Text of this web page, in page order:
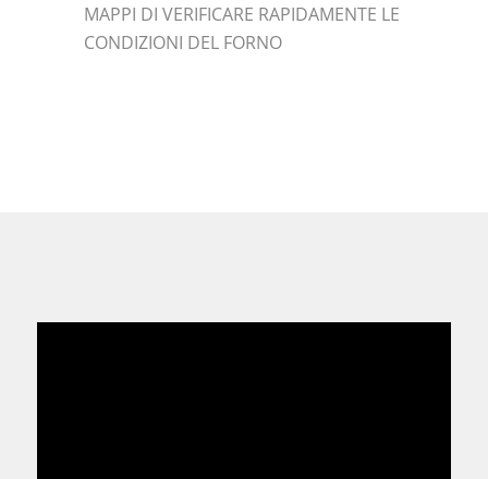
MAPPI DI VERIFICARE RAPIDAMENTE LE
CONDIZIONI DEL FORNO